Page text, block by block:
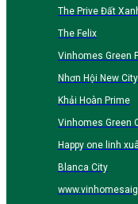
The Prive Đất
The Felix
Vinhomes Green
Nhơn Hội New City
Khải Hoàn Prime
Vinhomes Green
Happy one linh
Blanca City